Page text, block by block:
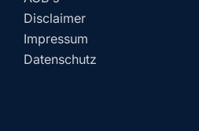
Disclaimer
Impressum
Datenschutz